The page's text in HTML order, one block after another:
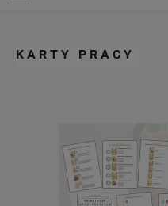
KARTY PRACY